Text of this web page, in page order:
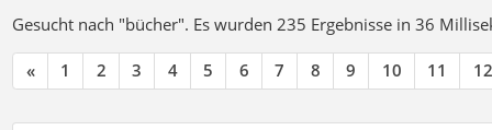
Gesucht nach "bücher". Es wurden 235 Ergebnisse in 36
« 1 2 3 4 5 6 7 8 9 10 11 12